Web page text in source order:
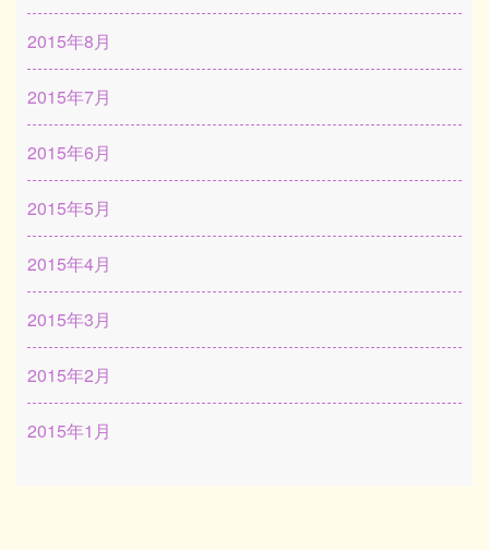
2015年8月
2015年7月
2015年6月
2015年5月
2015年4月
2015年3月
2015年2月
2015年1月